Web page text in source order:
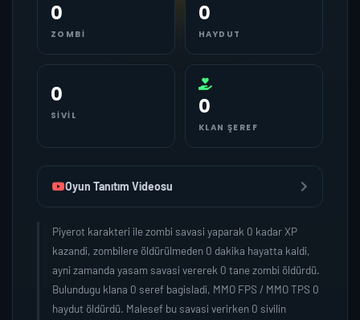
0
ZOMBI
0
HAYDUT
0
SIVIL 0
KLAN ŞEREF
Oyun Tanıtım Videosu
Piyerot karakteri ile zombi savasi yaparak 0 kadar XP
kazandi, zombilere öldürülmeden 0 dakika hayatta kaldi,
ayni zamanda yasam savasi vererek 0 tane zombi öldürdü.
Bulundugu klana 0 seref bagisladi, MMO FPS / MMO TPS 0
haydut öldürdü. Malesef bu savasi verirken 0 sivilin